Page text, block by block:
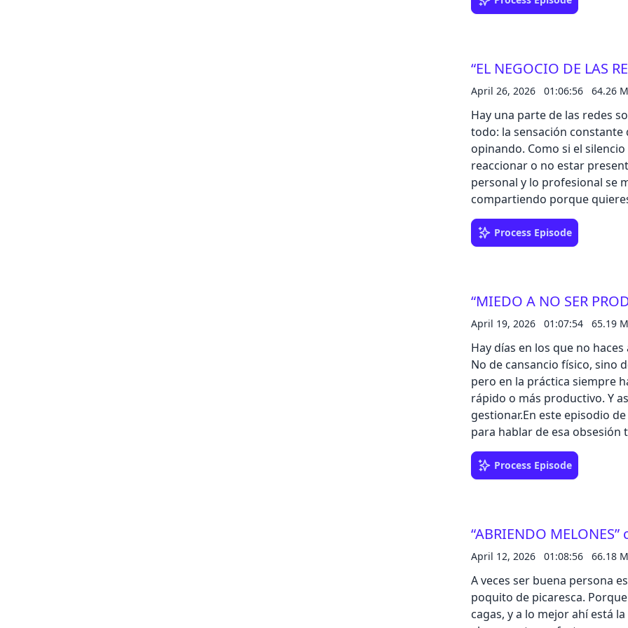
titulares inflados y los
internacional por allá, y un
llama.Un episodio con
miedo a recibir algún
siempre ha existido, pero
curiosidad absurda y el
horas.Llévate hasta 50€ por
confianza, con el código
“EL NEGOCIO DE LAS
April 26, 2026 01:06:56 64.26
Hay una parte de las redes
todo: la sensación
opinando. Como si el
reaccionar o no estar
personal y lo profesional se
compartiendo porque
habla nos sentamos con
vivir de internet. De cómo
De esa vocecita que te
tener el control… o vivir
porque si no subes,
para convertirse en
“vivir de las redes” y lo deja
el producto también eres
nuestro banco de confianza,
⁠https://shorturl.at/ls9bc
Process Episode
“MIEDO A NO SER
April 19, 2026 01:07:54 65.19
Hay días en los que no
No de cansancio físico, sino
pero en la práctica siempre
rápido o más productivo. Y
gestionar.En este episodio
para hablar de esa
incluso cuando no estás
identidad va tan ligada a lo
línea entre vocación y
bastante incómodo: igual no
sabemos dejar de
nuestro banco de confianza,
⁠https://shorturl.at/ls9bc
Process Episode
“ABRIENDO
April 12, 2026 01:08:56 66.18
A veces ser buena persona
poquito de picaresca.
cagas, y a lo mejor ahí está